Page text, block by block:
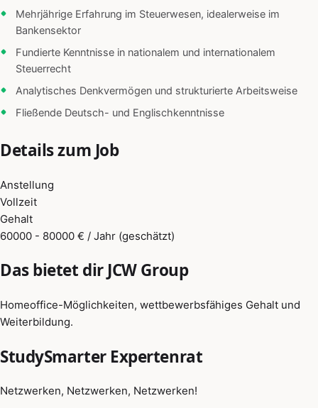
Mehrjährige Erfahrung im Steuerwesen, idealerweise im
Bankensektor
Fundierte Kenntnisse in nationalem und internationalem
Steuerrecht
Analytisches Denkvermögen und strukturierte Arbeitsweise
Fließende Deutsch- und Englischkenntnisse
Details zum Job
Anstellung
Vollzeit
Gehalt
60000 - 80000 € / Jahr (geschätzt)
Das bietet dir JCW Group
Homeoffice-Möglichkeiten, wettbewerbsfähiges Gehalt und
Weiterbildung.
StudySmarter Expertenrat
Netzwerken, Netzwerken, Netzwerken!